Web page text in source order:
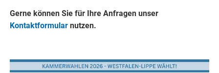
Gerne können Sie für Ihre Anfragen unser
Kontaktformular nutzen.